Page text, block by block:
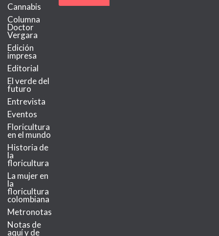
Cannabis
Columna
Doctor
Vergara
Edición
impresa
Editorial
El verde del
futuro
Entrevista
Eventos
Floricultura
en el mundo
Historia de
la
floricultura
La mujer en
la
floricultura
colombiana
Metronotas
Notas de
aquí y de